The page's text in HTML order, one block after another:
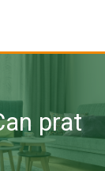
prat